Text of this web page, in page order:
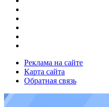
Реклама на сайте
Карта сайта
Обратная связь